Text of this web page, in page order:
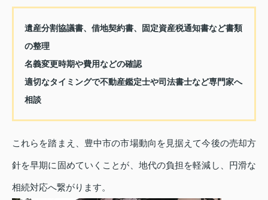
遺産分割協議書、借地契約書、固定資産税通知書など書類
の整理
名義変更時期や費用などの確認
適切なタイミングで不動産鑑定士や司法書士など専門家へ
相談
これらを踏まえ、豊中市の市場動向を見据えて今後の売却方
針を早期に固めていくことが、地代の負担を軽減し、円滑な
相続対応へ繋がります。